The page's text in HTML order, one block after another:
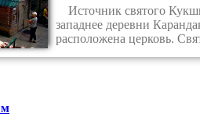
Источник святого
западнее деревни
расположена церковь.